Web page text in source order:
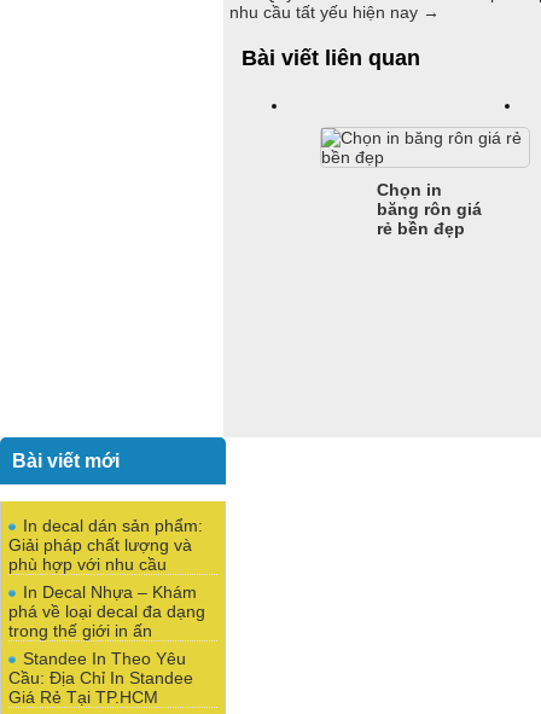
nhu cầu tất yếu hiện nay →
Bài viết liên quan
Chọn in
băng rôn giá
rẻ bền đẹp
Bài viết mới
In decal dán sản phẩm:
Giải pháp chất lượng và
phù hợp với nhu cầu
In Decal Nhựa – Khám
phá về loại decal đa dạng
trong thế giới in ấn
Standee In Theo Yêu
Cầu: Địa Chỉ In Standee
Giá Rẻ Tại TP.HCM